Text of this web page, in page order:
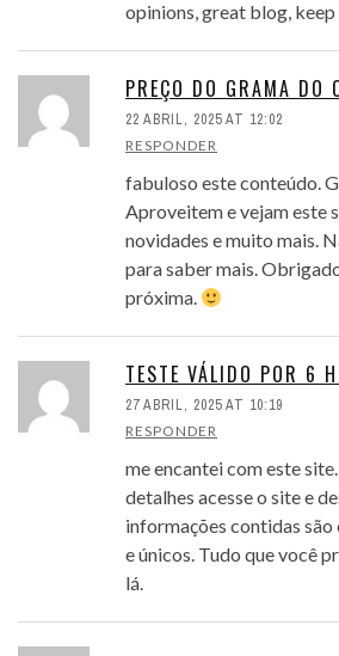
opinions, great blog, keep
PREÇO DO GRAMA DO
22 ABRIL, 2025 AT 12:02
RESPONDER
fabuloso este conteúdo.
Aproveitem e vejam este
novidades e muito mais.
para saber mais.
próxima.
TESTE VÁLIDO POR 6
27 ABRIL, 2025 AT 10:19
RESPONDER
me encantei com este
detalhes acesse o site e
informações contidas
e únicos. Tudo que você
lá.